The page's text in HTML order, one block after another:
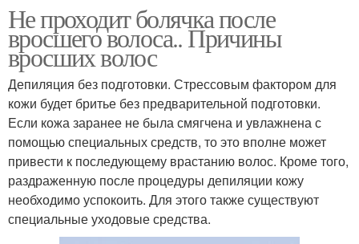
Не проходит болячка после
вросшего волоса.. Причины
вросших волос
Депиляция без подготовки. Стрессовым фактором для
кожи будет бритье без предварительной подготовки.
Если кожа заранее не была смягчена и увлажнена с
помощью специальных средств, то это вполне может
привести к последующему врастанию волос. Кроме того,
раздраженную после процедуры депиляции кожу
необходимо успокоить. Для этого также существуют
специальные уходовые средства.